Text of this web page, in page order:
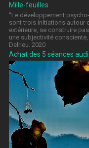
Mille-feuilles
“Le développement
sont trois initiations autour
extérieure, se construire
une subjectivité
Delrieu. 2020
Achat des 5 séances